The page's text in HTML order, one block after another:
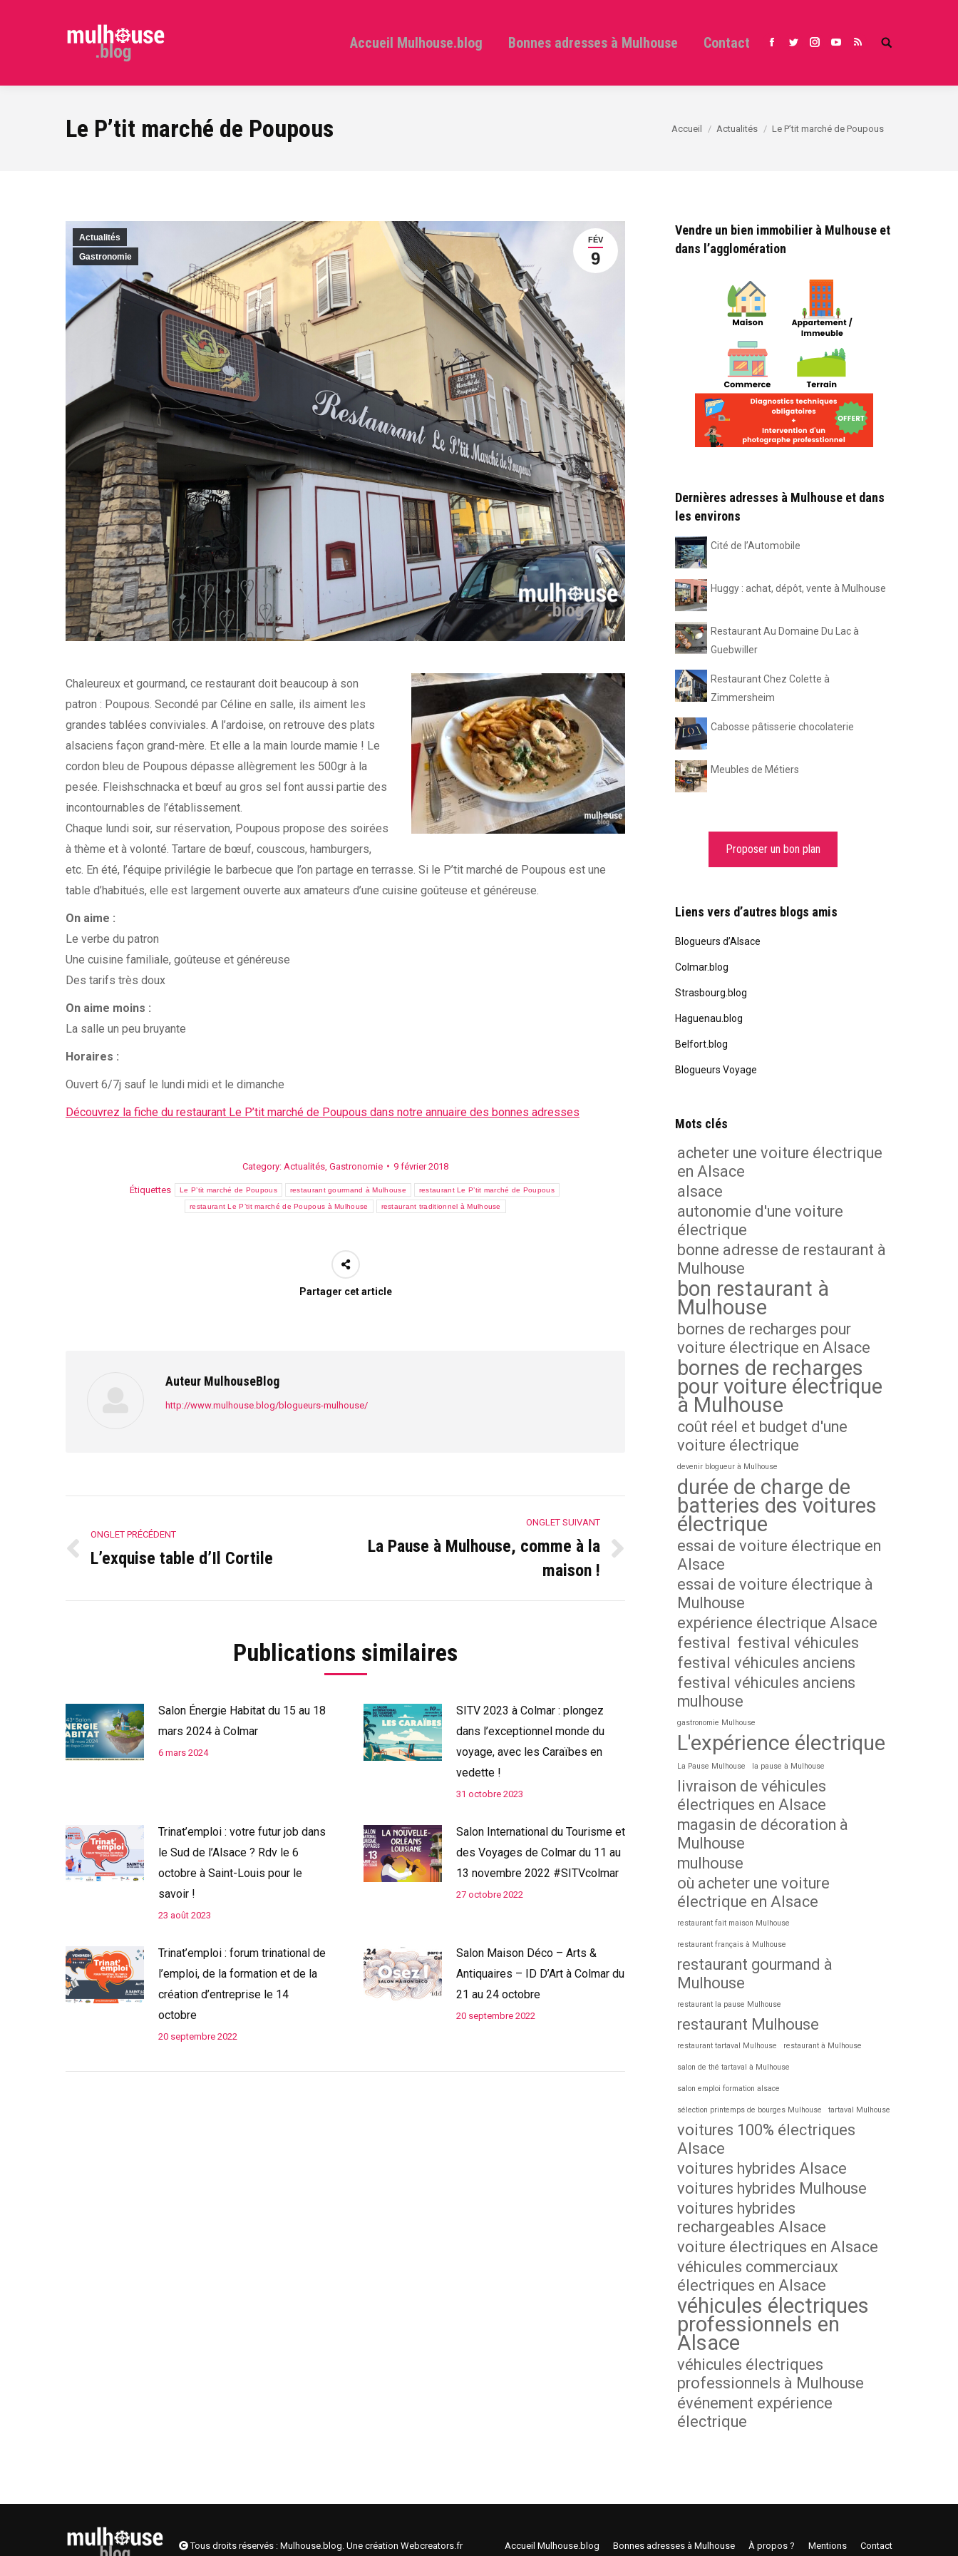
Accueil Mulhouse.blog Bonnes adresses à Mulhouse Contact Facebook
TwitterInstagram
YouTube
RSS Search:
Le P’tit marché de Poupous Vous êtes ici :
Accueil Actualités Le P’tit marché de Poupous
FÉV
9
Actualités
Gastronomie
Chaleureux et gourmand, ce restaurant doit beaucoup à son
patron : Poupous. Secondé par Céline en salle, ils aiment les
grandes tablées conviviales. A l’ardoise, on retrouve des plats
alsaciens façon grand-mère. Et elle a la main lourde mamie ! Le
cordon bleu de Poupous dépasse allègrement les 500gr à la
pesée. Fleishschnacka et bœuf au gros sel font aussi partie des
incontournables de l’établissement.
Chaque lundi soir, sur réservation, Poupous propose des soirées
à thème et à volonté. Tartare de bœuf, couscous, hamburgers,
etc. En été, l’équipe privilégie le barbecue que l’on partage en terrasse. Si le P’tit marché de Poupous est une
table d’habitués, elle est largement ouverte aux amateurs d’une cuisine goûteuse et généreuse.
On aime :
Le verbe du patron
Une cuisine familiale, goûteuse et généreuse
Des tarifs très doux
On aime moins :
La salle un peu bruyante
Horaires :
Ouvert 6/7j sauf le lundi midi et le dimanche
Découvrez la fiche du restaurant Le P’tit marché de Poupous dans notre annuaire des bonnes adresses
Category: Actualités Gastronomie 9 février 2018
Étiquettes Le P’tit marché de Poupous restaurant gourmand à Mulhouse restaurant Le P’tit marché de Poupous
restaurant Le P’tit marché de Poupous à Mulhouse restaurant traditionnel à Mulhouse
Partager cet article
Auteur MulhouseBlog
http://www.mulhouse.blog/blogueurs-mulhouse/
de
commentaire
ONGLET PRÉCÉDENT
Onglet
L’exquise table d’Il Cortile
ONGLET SUIVANT
La Pause à Mulhouse, comme à la
maison !
Publications similaires
Salon Énergie Habitat du 15 au 18
mars 2024 à Colmar
6 mars 2024
SITV 2023 à Colmar : plongez
dans l’exceptionnel monde du
voyage, avec les Caraïbes en
vedette !
31 octobre 2023
Trinat’emploi : votre futur job dans
le Sud de l’Alsace ? Rdv le 6
octobre à Saint-Louis pour le
savoir !
23 août 2023
Salon International du Tourisme et
des Voyages de Colmar du 11 au
13 novembre 2022 #SITVcolmar
27 octobre 2022
Trinat’emploi : forum trinational de
l’emploi, de la formation et de la
création d’entreprise le 14
octobre
20 septembre 2022
Salon Maison Déco – Arts &
Antiquaires – ID D’Art à Colmar du
21 au 24 octobre
20 septembre 2022
Vendre un bien immobilier à Mulhouse et
dans l’agglomération
Dernières adresses à Mulhouse et dans
les environs
Cité de l’Automobile
Huggy : achat, dépôt, vente à Mulhouse
Restaurant Au Domaine Du Lac à
Guebwiller
Restaurant Chez Colette à
Zimmersheim
Cabosse pâtisserie chocolaterie
Meubles de Métiers
Proposer un bon plan
Liens vers d’autres blogs amis
Blogueurs d’Alsace
Colmar.blog
Strasbourg.blog
Haguenau.blog
Belfort.blog
Blogueurs Voyage
Mots clés
acheter une voiture électrique
en Alsace
alsace
autonomie d'une voiture
électrique
bonne adresse de restaurant à
Mulhouse
bon restaurant à
Mulhouse
bornes de recharges pour
voiture électrique en Alsace
bornes de recharges
pour voiture électrique
à Mulhouse
coût réel et budget d'une
voiture électrique
devenir blogueur à Mulhouse
durée de charge de
batteries des voitures
électrique
essai de voiture électrique en
Alsace
essai de voiture électrique à
Mulhouse
expérience électrique Alsace
festival festival véhicules
festival véhicules anciens
festival véhicules anciens
mulhouse
gastronomie Mulhouse
L'expérience électrique
La Pause Mulhouse la pause à Mulhouse
livraison de véhicules
électriques en Alsace
magasin de décoration à
Mulhouse
mulhouse
où acheter une voiture
électrique en Alsace
restaurant fait maison Mulhouse
restaurant français à Mulhouse
restaurant gourmand à
Mulhouse
restaurant la pause Mulhouse
restaurant Mulhouse
restaurant tartaval Mulhouse restaurant à Mulhouse
salon de thé tartaval à Mulhouse
salon emploi formation alsace
sélection printemps de bourges Mulhouse tartaval Mulhouse
voitures 100% électriques
Alsace
voitures hybrides Alsace
voitures hybrides Mulhouse
voitures hybrides
rechargeables Alsace
voiture électriques en Alsace
véhicules commerciaux
électriques en Alsace
véhicules électriques
professionnels en
Alsace
véhicules électriques
professionnels à Mulhouse
événement expérience
électrique
Tous droits réservés : Mulhouse.blog. Une création Webcreators.fr Accueil Mulhouse.blog Bonnes adresses à Mulhouse À propos ? Mentions Contact